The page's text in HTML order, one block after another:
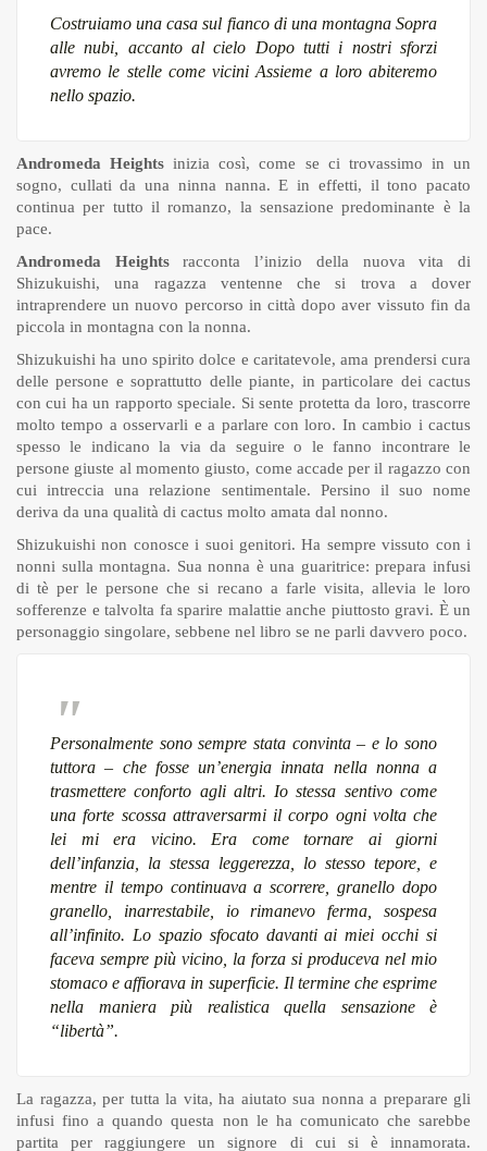
Costruiamo una casa sul fianco di una montagna Sopra
alle nubi, accanto al cielo Dopo tutti i nostri sforzi
avremo le stelle come vicini Assieme a loro abiteremo
nello spazio.
Andromeda Heights inizia così, come se ci trovassimo in un
sogno, cullati da una ninna nanna. E in effetti, il tono pacato
continua per tutto il romanzo, la sensazione predominante è la
pace.
Andromeda Heightsracconta l’inizio della nuova vita di
Shizukuishi, una ragazza ventenne che si trova a dover
intraprendere un nuovo percorso in città dopo aver vissuto fin da
piccola in montagna con la nonna.
Shizukuishi ha uno spirito dolce e caritatevole, ama prendersi cura
delle persone e soprattutto delle piante, in particolare dei cactus
con cui ha un rapporto speciale. Si sente protetta da loro, trascorre
molto tempo a osservarli e a parlare con loro. In cambio i cactus
spesso le indicano la via da seguire o le fanno incontrare le
persone giuste al momento giusto, come accade per il ragazzo con
cui intreccia una relazione sentimentale. Persino il suo nome
deriva da una qualità di cactus molto amata dal nonno.
Shizukuishi non conosce i suoi genitori. Ha sempre vissuto con i
nonni sulla montagna. Sua nonna è una guaritrice: prepara infusi
di tè per le persone che si recano a farle visita, allevia le loro
sofferenze e talvolta fa sparire malattie anche piuttosto gravi. È un
personaggio singolare, sebbene nel libro se ne parli davvero poco.
Personalmente sono sempre stata convinta – e lo sono
tuttora – che fosse un’energia innata nella nonna a
trasmettere conforto agli altri. Io stessa sentivo come
una forte scossa attraversarmi il corpo ogni volta che
lei mi era vicino. Era come tornare ai giorni
dell’infanzia, la stessa leggerezza, lo stesso tepore, e
mentre il tempo continuava a scorrere, granello dopo
granello, inarrestabile, io rimanevo ferma, sospesa
all’infinito. Lo spazio sfocato davanti ai miei occhi si
faceva sempre più vicino, la forza si produceva nel mio
stomaco e affiorava in superficie. Il termine che esprime
nella maniera più realistica quella sensazione è
“libertà”.
La ragazza, per tutta la vita, ha aiutato sua nonna a preparare gli
infusi fino a quando questa non le ha comunicato che sarebbe
partita per raggiungere un signore di cui si è innamorata.